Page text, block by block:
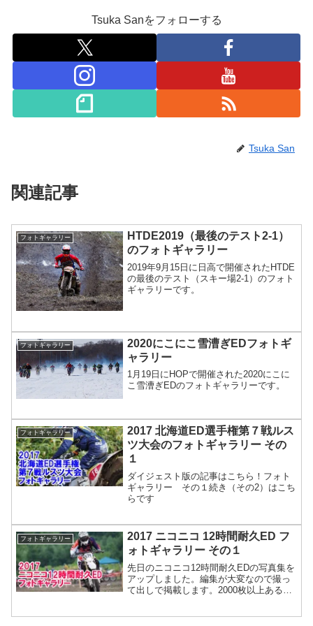
Tsuka Sanをフォローする
Tsuka San
関連記事
フォトギャラリー
HTDE2019（最後のテスト2-1）
のフォトギャラリー
2019年9月15日に日高で開催されたHTDE
の最後のテスト（スキー場2-1）のフォト
ギャラリーです。
フォトギャラリー
2020にこにこ雪漕ぎEDフォトギ
ャラリー
1月19日にHOPで開催された2020にこに
こ雪漕ぎEDのフォトギャラリーです。
フォトギャラリー
2017 北海道ED選手権第７戦ルス
ツ大会のフォトギャラリー その
１
ダイジェスト版の記事はこちら！フォト
ギャラリー その１続き（その2）はこち
らです
フォトギャラリー
2017 ニコニコ 12時間耐久ED フ
ォトギャラリー その１
先日のニコニコ12時間耐久EDの写真集を
アップしました。編集が大変なので撮っ
て出しで掲載します。2000枚以上あるの